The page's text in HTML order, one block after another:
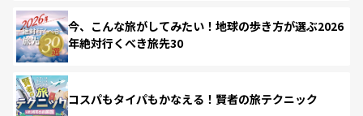
今、こんな旅がしてみたい！地球の歩き方が選ぶ2026
年絶対行くべき旅先30
コスパもタイパもかなえる！賢者の旅テクニック